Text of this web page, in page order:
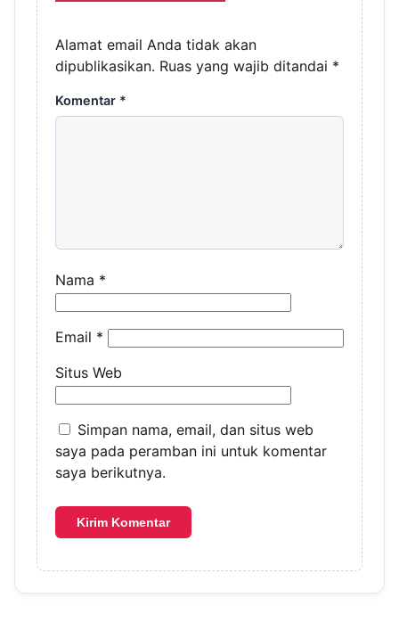
Alamat email Anda tidak akan
dipublikasikan. Ruas yang wajib ditandai *
Komentar *
Nama *
Email *
Situs Web
Simpan nama, email, dan situs web
saya pada peramban ini untuk komentar
saya berikutnya.